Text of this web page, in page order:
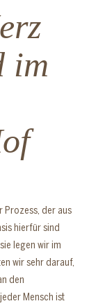
im
Prozess, der aus
hierfür sind
legen wir im
wir sehr darauf,
den
Mensch ist